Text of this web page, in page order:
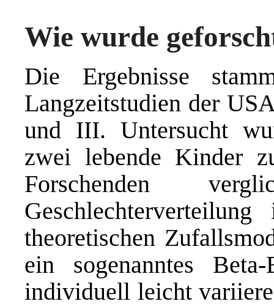
Wie wurde
Die Ergebnisse
Langzeitstudien der
und III. Untersucht
zwei lebende Kinder
Forschenden
theoretischen
ein sogenanntes
individuell leicht